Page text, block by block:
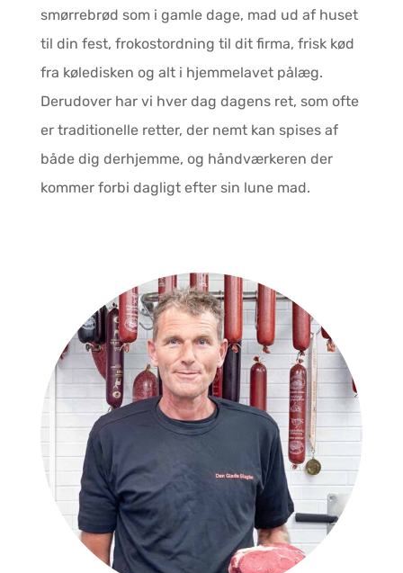
smørrebrød som i gamle dage, mad ud af huset
til din fest, frokostordning til dit firma, frisk kød
fra køledisken og alt i hjemmelavet pålæg.
Derudover har vi hver dag dagens ret, som ofte
er traditionelle retter, der nemt kan spises af
både dig derhjemme, og håndværkeren der
kommer forbi dagligt efter sin lune mad.